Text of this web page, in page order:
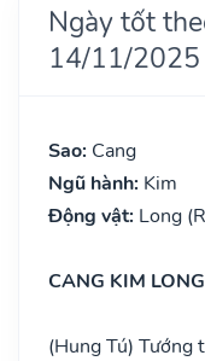
Ngày tốt
14/11/2025
Sao: Cang
Ngũ hành: Kim
Động vật: Long
CANG KIM LONG
(Hung Tú) Tướng